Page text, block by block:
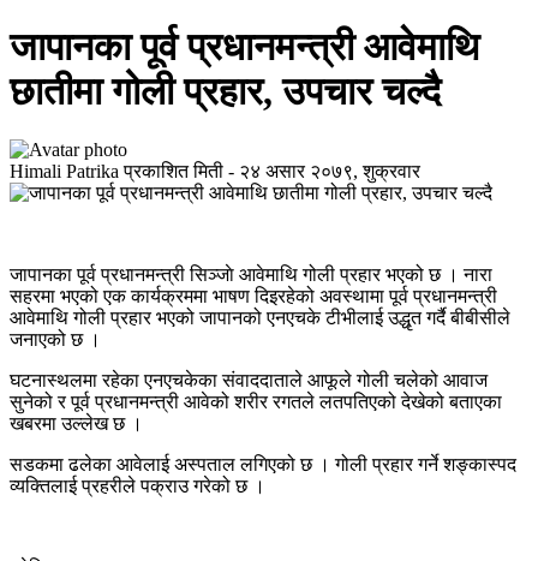
जापानका पूर्व प्रधानमन्त्री आवेमाथि
छातीमा गोली प्रहार, उपचार चल्दै
Himali Patrika प्रकाशित मिती - २४ असार २०७९, शुक्रवार
जापानका पूर्व प्रधानमन्त्री सिञ्जाे आवेमाथि गोली प्रहार भएको छ । नारा
सहरमा भएको एक कार्यक्रममा भाषण दिइरहेको अवस्थामा पूर्व प्रधानमन्त्री
आवेमाथि गोली प्रहार भएको जापानको एनएचके टीभीलाई उद्धृत गर्दै बीबीसीले
जनाएको छ ।
घटनास्थलमा रहेका एनएचकेका संवाददाताले आफूले गोली चलेको आवाज
सुनेको र पूर्व प्रधानमन्त्री आवेको शरीर रगतले लतपतिएको देखेको बताएका
खबरमा उल्लेख छ ।
सडकमा ढलेका आवेलाई अस्पताल लगिएको छ । गोली प्रहार गर्ने शङ्कास्पद
व्यक्तिलाई प्रहरीले पक्राउ गरेको छ ।